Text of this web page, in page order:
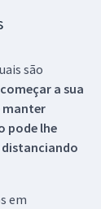
são
a sua
manter
pode lhe
distanciando
em